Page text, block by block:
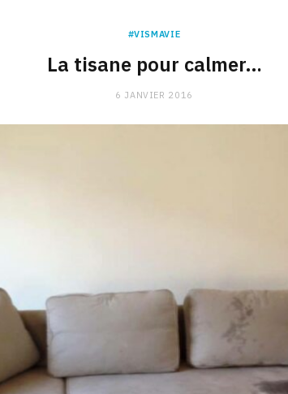
#VISMAVIE
La tisane pour calmer…
6 JANVIER 2016